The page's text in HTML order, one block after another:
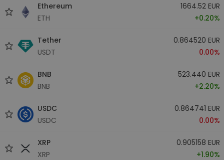
Ethereum
ETH
1664.52 EUR
+0.20%
Tether
USDT
0.864520 EUR
0.00%
BNB
BNB
523.440 EUR
+2.20%
USDC
USDC
0.864741 EUR
0.00%
XRP
XRP
0.905158 EUR
+1.90%